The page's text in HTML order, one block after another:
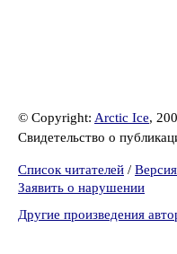
© Copyright: Arctic Ice,
Свидетельство о
Список читателей /
Заявить о нарушении
Другие произведения